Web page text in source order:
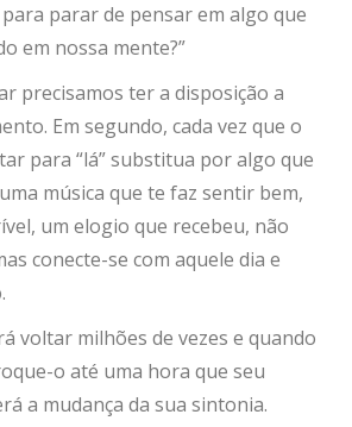
para parar de pensar em algo que
em nossa mente?”
precisamos ter a disposição a
Em segundo, cada vez que o
para “lá” substitua por algo que
música que te faz sentir bem,
um elogio que recebeu, não
conecte-se com aquele dia e
voltar milhões de vezes e quando
o até uma hora que seu
a mudança da sua sintonia.